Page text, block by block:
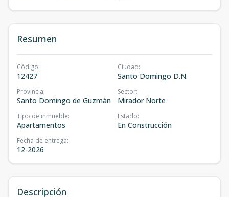
Resumen
Código:
12427
Ciudad:
Santo Domingo D.N.
Provincia:
Santo Domingo de Guzmán
Sector:
Mirador Norte
Tipo de inmueble:
Apartamentos
Estado:
En Construcción
Fecha de entrega:
12-2026
Descripción